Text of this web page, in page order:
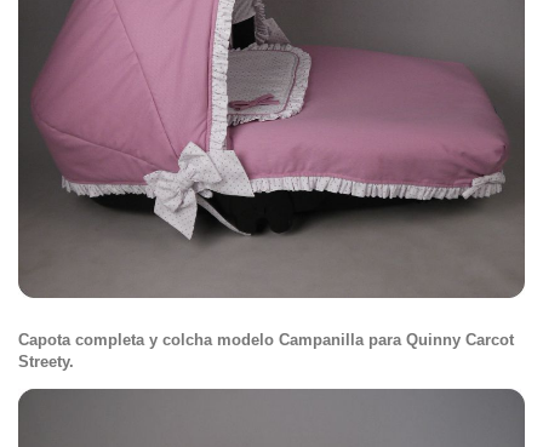
Capota completa y colcha modelo Campanilla para Quinny Carcot
Streety.